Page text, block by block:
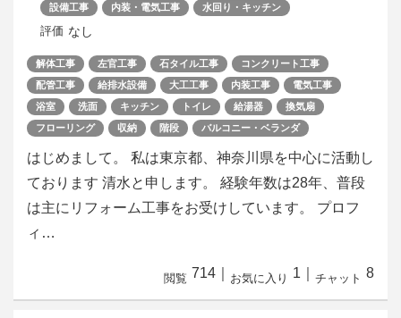
設備工事 内装・電気工事 水回り・キッチン
評価 なし
解体工事 左官工事 石タイル工事
コンクリート工事
配管工事
給排水設備 大工工事 内装工事
電気工事
浴室
洗面 キッチン トイレ 給湯器
換気扇
フローリング
収納 階段 バルコニー・ベランダ
はじめまして。 私は東京都、神奈川県を中心に活動し
ております 清水と申します。 経験年数は28年、普段
は主にリフォーム工事をお受けしています。 プロフ
ィ…
閲覧 714 お気に入り 1 チャット 8